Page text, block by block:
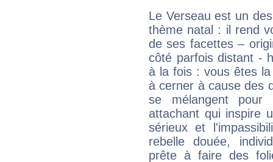
Le Verseau est un
thème natal : il rend
de ses facettes –
côté parfois distant -
à la fois : vous êtes
à cerner à cause des
se mélangent
attachant qui inspire
sérieux et
rebelle douée,
prête à faire des